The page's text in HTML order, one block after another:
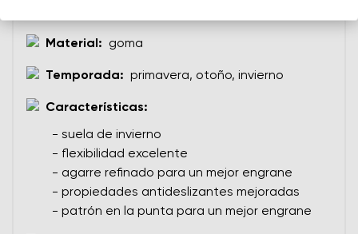
Material: goma
Temporada: primavera, otoño, invierno
Características:
- suela de invierno
- flexibilidad excelente
- agarre refinado para un mejor engrane
- propiedades antideslizantes mejoradas
- patrón en la punta para un mejor engrane
condiciones
y su publicación.
personales ingresados ​​de acuerdo con
condiciones y su publicación.